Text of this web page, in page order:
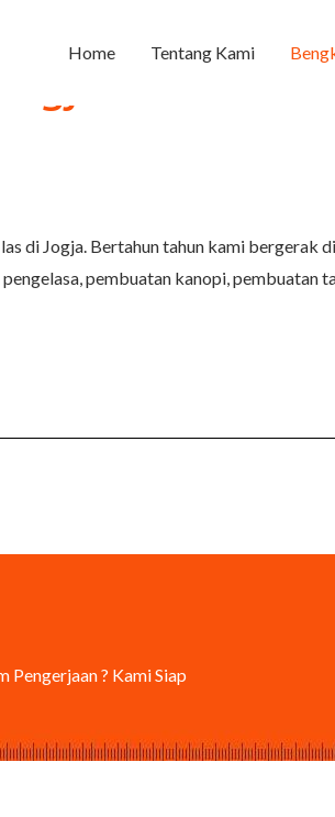
Home Tentang Kami
Here
di Jogja. Bertahun tahun kami bergerak
pembuatan kanopi, pembuatan
Pengerjaan ? Kami Siap